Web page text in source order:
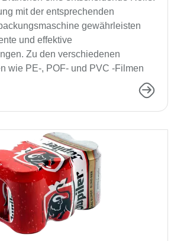
mit der entsprechenden
gewährleisten
und effektive
Zu den verschiedenen
wie PE-, POF- und PVC -Filmen